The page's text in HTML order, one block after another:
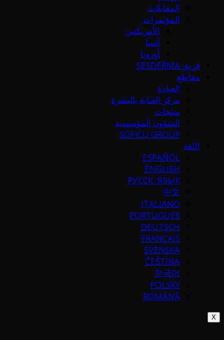
المقابلات
المؤتمرات
الأمريكتين
آسيا
أوروبا
فريق SESDERMA
مقاطع
العيادة
مركز العناية بالبشرة
منتجات
الشؤون المؤسسية
SOFICU GROUP
اللغة
ESPAÑOL
ENGLISH
РУССК. ЯЗЫК
中文
ITALIANO
PORTUGUÉS
DEUTSCH
FRANÇAIS
SVENSKA
ČEŠTINA
한국어
POLSKY
ROMÂNĂ
X